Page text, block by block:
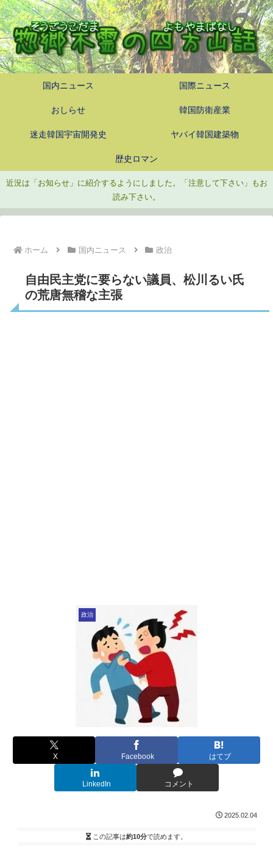
国内ニュース 国際ニュース
おしらせ 韓国防衛産業
迷走韓国宇宙開発史 ヤバイ韓国建築物
歴史ロマン
近況は「お知らせ」に紹介するようにしました。「注意して下さい」もお
読み下さい。
ホーム 国内ニュース 政治
自由民主党に要らない議員、松川るい氏
の荒唐無稽な主張
政治
X Facebook はてブ
LinkedIn コメント
2025.02.04
この記事は約10分で読めます。